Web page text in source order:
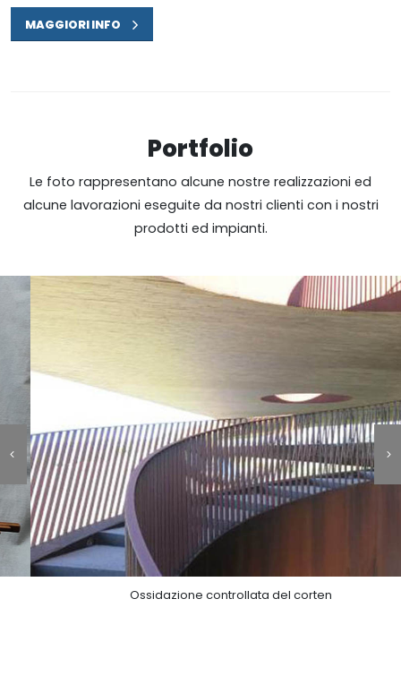
MAGGIORI INFO
Portfolio
Le foto rappresentano alcune nostre realizzazioni ed
alcune lavorazioni eseguite da nostri clienti con i nostri
prodotti ed impianti.
Ossidazione controllata del corten